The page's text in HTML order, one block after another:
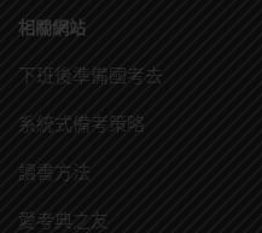
相關網站
下班後準備國考去
系統式備考策略
讀書方法
愛考典之友